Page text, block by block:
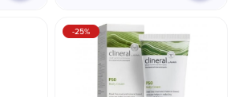
-25%